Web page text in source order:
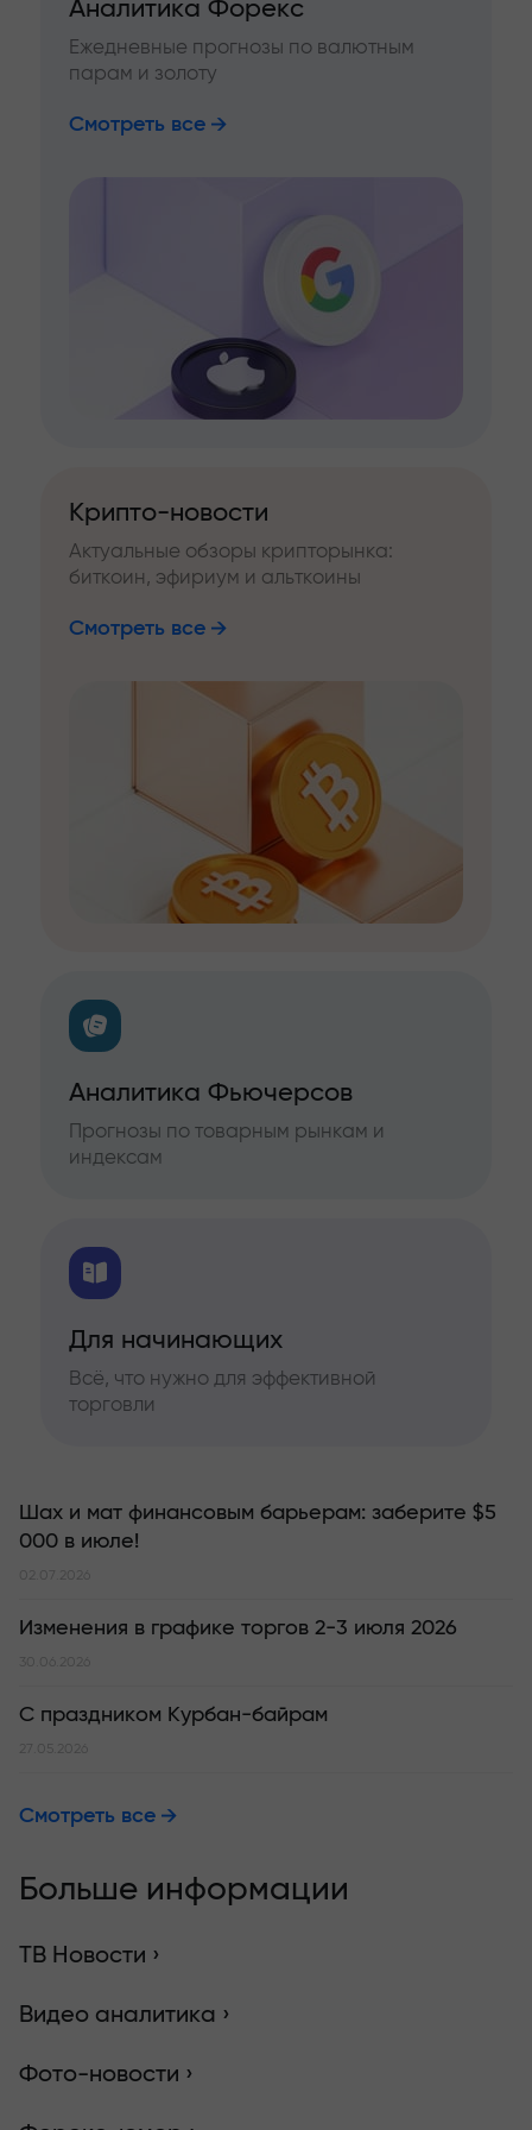
Аналитика Форекс
Ежедневные прогнозы по валютным
парам и золоту
Смотреть все
Крипто-новости
Актуальные обзоры крипторынка:
биткоин, эфириум и альткоины
Смотреть все
Аналитика Фьючерсов
Прогнозы по товарным рынкам и
индексам
Для начинающих
Всё, что нужно для эффективной
торговли
Шах и мат финансовым барьерам: заберите $5
000 в июле!
02.07.2026
Изменения в графике торгов 2-3 июля 2026
30.06.2026
С праздником Курбан-байрам
27.05.2026
Смотреть все
Больше информации
ТВ Новости ›
Видео аналитика ›
Фото-новости ›